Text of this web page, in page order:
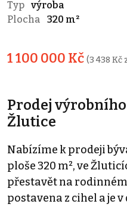
Typ výroba
Plocha
320 m²
1 100 000 Kč (3 438 Kč
Prodej výrobního
Žlutice
Nabízíme k prodeji
ploše 320 m², ve
přestavět na
postavena z cihel a je